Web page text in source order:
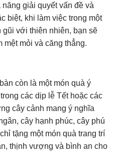
giải quyết vấn đề và
biệt, khi làm việc trong một
gũi với thiên nhiên, bạn sẽ
mỏi và căng thẳng.
còn là một món quà ý
các dịp lễ Tết hoặc các
cây cảnh mang ý nghĩa
cây hạnh phúc, cây phú
tặng một món quà trang trí
thịnh vượng và bình an cho